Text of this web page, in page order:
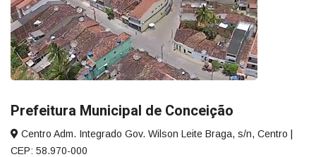
Prefeitura Municipal de Conceição
Centro Adm. Integrado Gov. Wilson Leite Braga, s/n, Centro |
CEP: 58.970-000